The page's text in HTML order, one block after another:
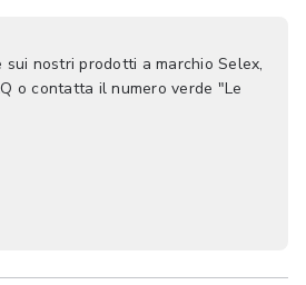
sui nostri prodotti a marchio Selex,
o contatta il numero verde "Le